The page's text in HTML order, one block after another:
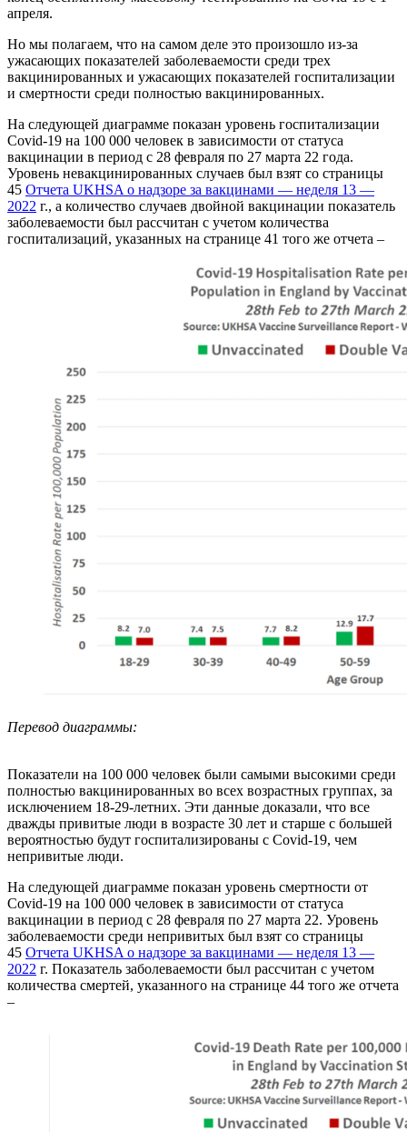
апреля.
Но мы полагаем, что на самом деле это произошло из-за
ужасающих показателей заболеваемости среди трех
вакцинированных и ужасающих показателей госпитализации
и смертности среди полностью вакцинированных.
На следующей диаграмме показан уровень госпитализации
Covid-19 на 100 000 человек в зависимости от статуса
вакцинации в период с 28 февраля по 27 марта 22 года.
Уровень невакцинированных случаев был взят со страницы
45 Отчета UKHSA о надзоре за вакцинами — неделя 13 —
2022 г., а количество случаев двойной вакцинации показатель
заболеваемости был рассчитан с учетом количества
госпитализаций, указанных на странице 41 того же отчета –
Перевод диаграммы:
Показатели на 100 000 человек были самыми высокими среди
полностью вакцинированных во всех возрастных группах, за
исключением 18-29-летних. Эти данные доказали, что все
дважды привитые люди в возрасте 30 лет и старше с большей
вероятностью будут госпитализированы с Covid-19, чем
непривитые люди.
На следующей диаграмме показан уровень смертности от
Covid-19 на 100 000 человек в зависимости от статуса
вакцинации в период с 28 февраля по 27 марта 22. Уровень
заболеваемости среди непривитых был взят со страницы
45 Отчета UKHSA о надзоре за вакцинами — неделя 13 —
2022 г. Показатель заболеваемости был рассчитан с учетом
количества смертей, указанного на странице 44 того же отчета
–